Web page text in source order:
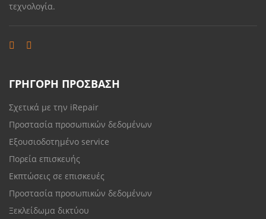
τεχνολογία.
ΓΡΗΓΟΡΗ ΠΡΟΣΒΑΣΗ
Σχετικά με την iRepair
Προστασία προσωπικών δεδομένων
Εξουσιοδοτημένο service
Πορεία επισκευής
Εκπτώσεις σε επισκευές
Προστασία προσωπικών δεδομένων
Ξεκλείδωμα δικτύου